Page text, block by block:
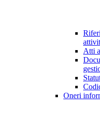
Atti
Oneri